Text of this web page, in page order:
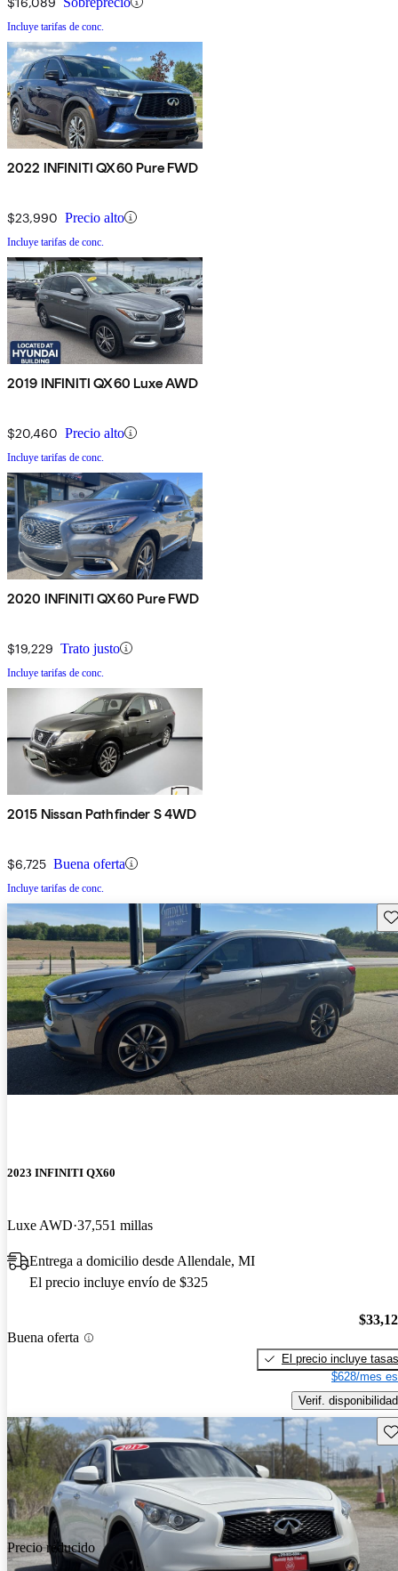
Incluye tarifas de conc.
2022 INFINITI QX60 Pure FWD
$23,990 Precio alto
Incluye tarifas de conc.
2019 INFINITI QX60 Luxe AWD
$20,460 Precio alto
Incluye tarifas de conc.
2020 INFINITI QX60 Pure FWD
$19,229 Trato justo
Incluye tarifas de conc.
2015 Nissan Pathfinder S 4WD
$6,725 Buena oferta
Incluye tarifas de conc.
2023 INFINITI QX60
Luxe AWD 37,551 millas
Entrega a domicilio desde Allendale, MI
El precio incluye envío de $325
Buena oferta
El precio incluye tasas
$628/mes
Verif. disponibilidad
Precio reducido